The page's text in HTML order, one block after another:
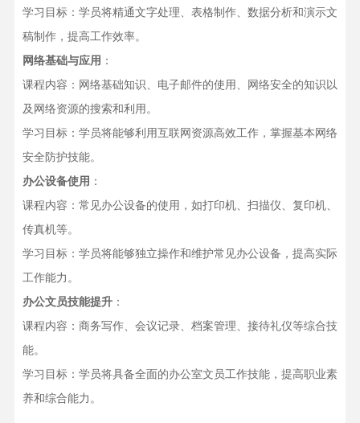
学习目标：学员将精通文字处理、表格制作、数据分析和演示文
稿制作，提高工作效率。
网络基础与应用 ：
课程内容：网络基础知识、电子邮件的使用、网络安全的知识以
及网络资源的搜索和利用。
学习目标：学员将能够利用互联网资源高效工作，掌握基本网络
安全防护技能。
办公设备使用 ：
课程内容：常见办公设备的使用，如打印机、扫描仪、复印机、
传真机等。
学习目标：学员将能够独立操作和维护常见办公设备，提高实际
工作能力。
办公文员技能提升：
课程内容：商务写作、会议记录、档案管理、接待礼仪等综合技
能。
学习目标：学员将具备全面的办公室文员工作技能，提高职业素
养和综合能力。